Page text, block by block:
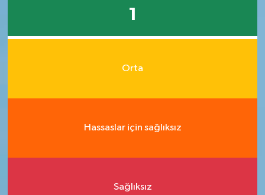
1
Orta
Hassaslar için sağlıksız
Sağlıksız